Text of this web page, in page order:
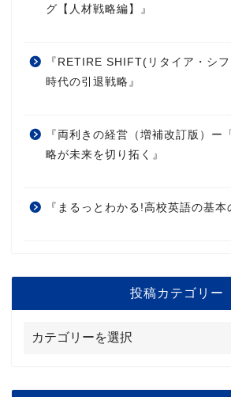
グ【人材戦略編】』
『RETIRE SHIFT(リタイア・シ
時代の引退戦略』
『両利きの経営（増補改訂版）ー
略が未来を切り拓く』
『まるっとわかる!高校英語の基本
投稿カテゴリー